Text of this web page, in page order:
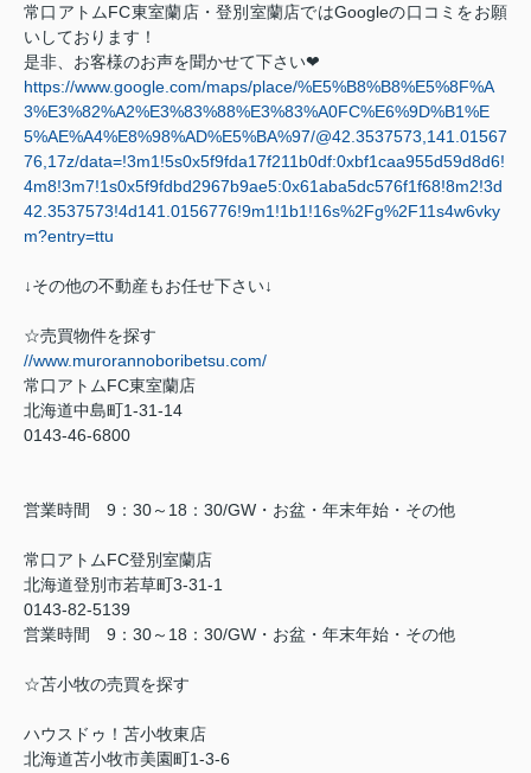
常口アトムFC東室蘭店・登別室蘭店ではGoogleの口コミをお願
いしております！
是非、お客様のお声を聞かせて下さい❤
https://www.google.com/maps/place/%E5%B8%B8%E5%8F%A
3%E3%82%A2%E3%83%88%E3%83%A0FC%E6%9D%B1%E
5%AE%A4%E8%98%AD%E5%BA%97/@42.3537573,141.01567
76,17z/data=!3m1!5s0x5f9fda17f211b0df:0xbf1caa955d59d8d6!
4m8!3m7!1s0x5f9fdbd2967b9ae5:0x61aba5dc576f1f68!8m2!3d
42.3537573!4d141.0156776!9m1!1b1!16s%2Fg%2F11s4w6vky
m?entry=ttu
↓その他の不動産もお任せ下さい↓
☆売買物件を探す
//www.murorannoboribetsu.com/
常口アトムFC東室蘭店
北海道中島町1-31-14
0143-46-6800
営業時間 9 ： 30～ 18 ： 30/GW ・お盆・年末年始・その他
常口アトムFC登別室蘭店
北海道登別市若草町3-31-1
0143-82-5139
営業時間 9 ： 30～ 18 ： 30/GW ・お盆・年末年始・その他
☆苫小牧の売買を探す
ハウスドゥ！苫小牧東店
北海道苫小牧市美園町1-3-6